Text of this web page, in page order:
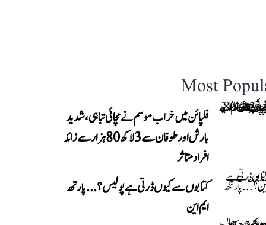
Most
فلپائن میں خراب موسم نے مچائی تباہی، شدید
بارش اور طوفان سے 3 لاکھ 80 ہزار سے زائد
افراد متاثر
کتابوں سے کیوں ڈرتی ہے پولیس؟...پارتھ
ایم این